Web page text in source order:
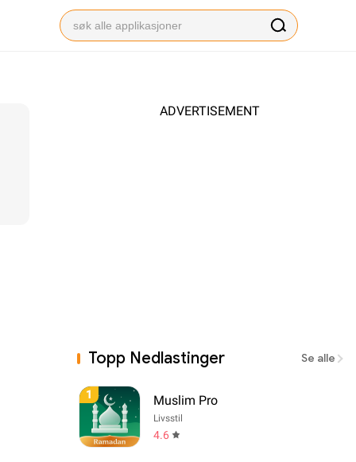
ADVERTISEMENT
Topp Nedlastinger Se alle
1 Muslim Pro
Livsstil
4.6